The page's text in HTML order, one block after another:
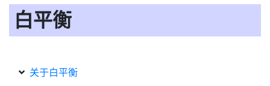
白平衡
关于白平衡